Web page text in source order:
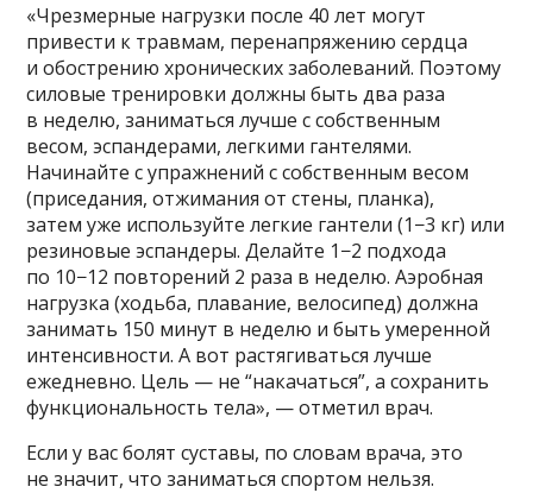
«Чрезмерные нагрузки после 40 лет могут
привести к травмам, перенапряжению сердца
и обострению хронических заболеваний. Поэтому
силовые тренировки должны быть два раза
в неделю, заниматься лучше с собственным
весом, эспандерами, легкими гантелями.
Начинайте с упражнений с собственным весом
(приседания, отжимания от стены, планка),
затем уже используйте легкие гантели (1−3 кг) или
резиновые эспандеры. Делайте 1−2 подхода
по 10−12 повторений 2 раза в неделю. Аэробная
нагрузка (ходьба, плавание, велосипед) должна
занимать 150 минут в неделю и быть умеренной
интенсивности. А вот растягиваться лучше
ежедневно. Цель — не “накачаться”, а сохранить
функциональность тела», — отметил врач.
Если у вас болят суставы, по словам врача, это
не значит, что заниматься спортом нельзя.